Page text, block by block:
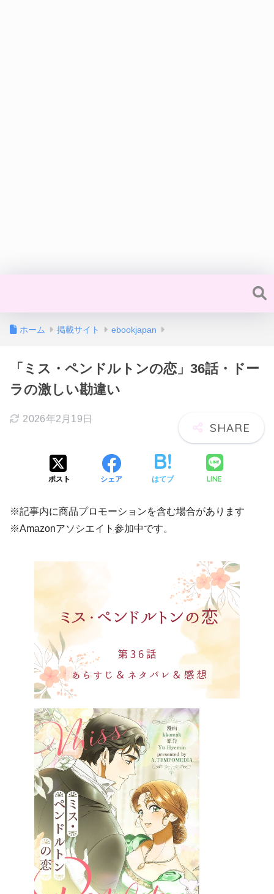
ホーム 掲載サイト ebookjapan
「ミス・ペンドルトンの恋」36話・ドー
ラの激しい勘違い
2026年2月19日
ポスト シェア はてブ LINE
※記事内に商品プロモーションを含む場合があります
※Amazonアソシエイト参加中です。